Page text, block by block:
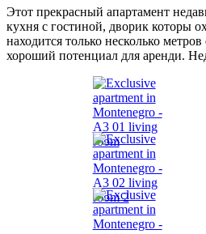
Этот прекрасный апартамент
кухня с гостиной, дворик которы
находится только несколько
хороший потенциал для аренди.